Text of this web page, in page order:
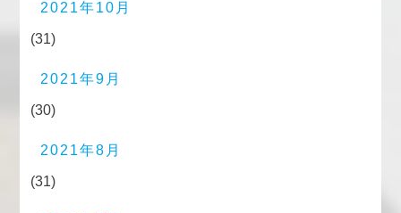
2021年10月
(31)
2021年9月
(30)
2021年8月
(31)